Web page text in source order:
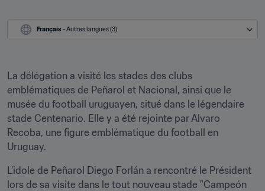
Français - Autres langues (3)
La délégation a visité les stades des clubs
emblématiques de Peñarol et Nacional, ainsi que le
musée du football uruguayen, situé dans le légendaire
stade Centenario. Elle y a été rejointe par Alvaro
Recoba, une figure emblématique du football en
Uruguay.
L’idole de Peñarol Diego Forlán a rencontré le Président
lors de sa visite dans le tout nouveau stade "Campeón